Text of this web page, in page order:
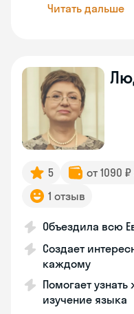
Читать дальше
5 от 1090
1 отзыв
Объездила всю
Создает
каждому
Помогает
изучение языка